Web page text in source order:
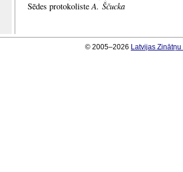
Sēdes protokolisteA. Ščucka
© 2005–2026 Latvijas